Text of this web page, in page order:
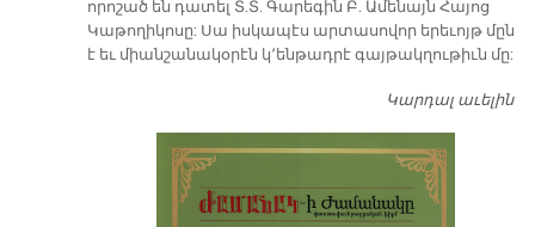
որոշած են դատել Տ.Տ. Գարեգին Բ. Ամենայն Հայոց
Կաթողիկոսը: Սա իսկապէս արտասովոր երեւոյթ մըն
է եւ միանշանակօրէն կ՚ենթադրէ գայթակղութիւն մը:
Կարդալ աւելին